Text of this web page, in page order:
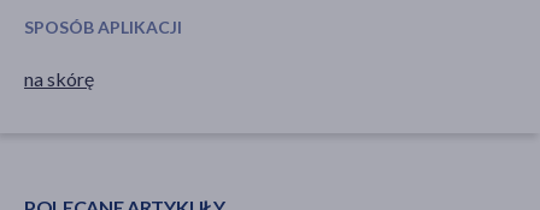
SPOSÓB APLIKACJI
na skórę